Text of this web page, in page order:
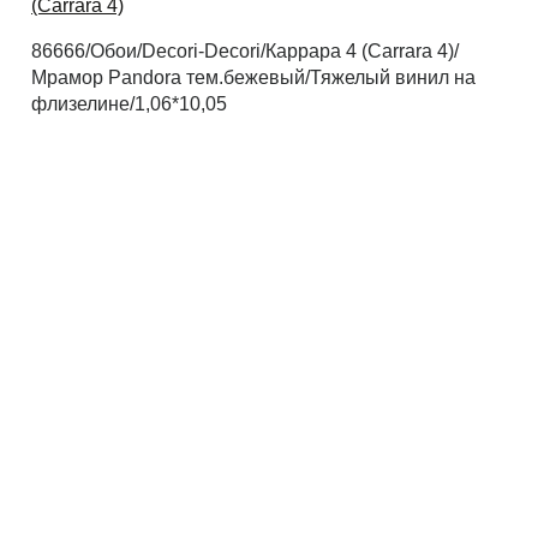
Рассчитать
(Carrara 4)
86666/Обои/Decori-Decori/Каррара 4 (Carrara 4)/
Мрамор Pandora тем.бежевый/Тяжелый винил на
флизелине/1,06*10,05